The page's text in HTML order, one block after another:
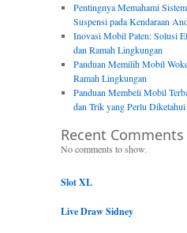
Pentingnya Memahami Sistem
Suspensi pada Kendaraan
Inovasi Mobil Paten: Solusi
dan Ramah Lingkungan
Panduan Memilih Mobil
Ramah Lingkungan
Panduan Membeli Mobil
dan Trik yang Perlu Diketahui
Recent Comments
No comments to show.
Slot XL
Live Draw Sidney